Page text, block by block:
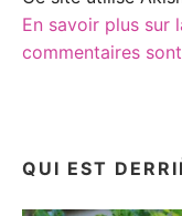
En savoir plus sur
commentaires
QUI EST